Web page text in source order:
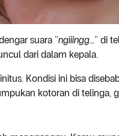
suara “ngiiingg…” di
dari dalam kepala.
Kondisi ini bisa
kotoran di telinga,